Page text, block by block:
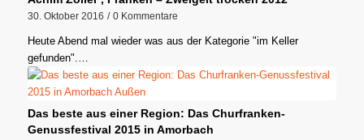
30. Oktober 2016 / 0 Kommentare
Heute Abend mal wieder was aus der Kategorie "im Keller
gefunden".…
Das beste aus einer Region: Das Churfranken-
Genussfestival 2015 in Amorbach